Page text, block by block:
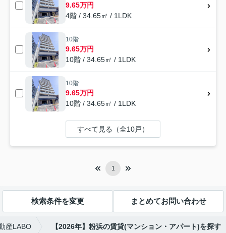
9.65万円
4階 / 34.65㎡ / 1LDK
10階
9.65万円
10階 / 34.65㎡ / 1LDK
10階
9.65万円
10階 / 34.65㎡ / 1LDK
すべて見る（全10戸）
1
検索条件を変更 まとめてお問い合わせ
産LABO 【2026年】粉浜の賃貸(マンション・アパート)を探す